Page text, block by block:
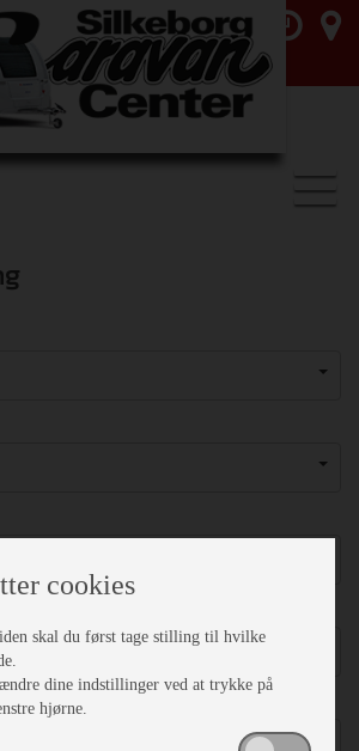
cookies
skal du først tage stilling til hvilke
dine indstillinger ved at trykke på
hjørne.